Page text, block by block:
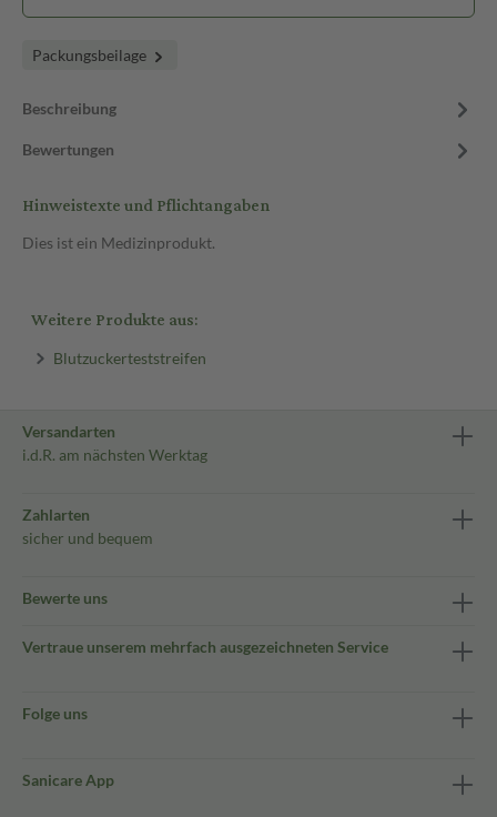
Packungsbeilage
Beschreibung
Bewertungen
Hinweistexte und Pflichtangaben
Dies ist ein Medizinprodukt.
Weitere Produkte aus:
Blutzuckerteststreifen
Versandarten
i.d.R. am nächsten Werktag
Zahlarten
sicher und bequem
Bewerte uns
Vertraue unserem mehrfach ausgezeichneten Service
Folge uns
Sanicare App